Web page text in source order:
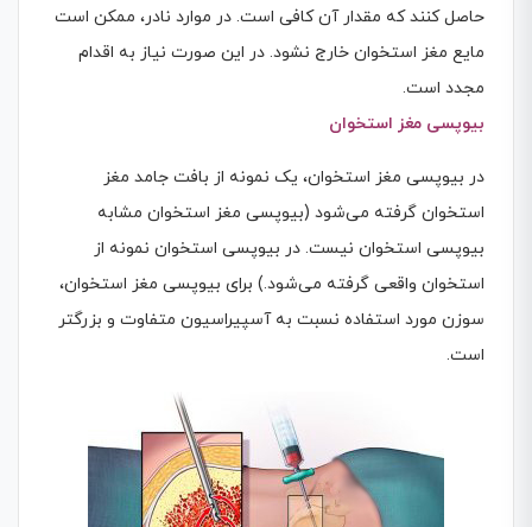
حاصل کنند که مقدار آن کافی است. در موارد نادر، ممکن است
مایع مغز استخوان خارج نشود. در این صورت نیاز به اقدام
مجدد است.
بیوپسی مغز استخوان
در بیوپسی مغز استخوان، یک نمونه از بافت جامد مغز
استخوان گرفته می‌شود (بیوپسی مغز استخوان مشابه
بیوپسی استخوان نیست. در بیوپسی استخوان نمونه از
استخوان واقعی گرفته می‌شود.) برای بیوپسی مغز استخوان،
سوزن مورد استفاده نسبت به آسپیراسیون متفاوت و بزرگتر
است.